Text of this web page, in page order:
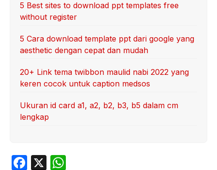
5 Best sites to download ppt templates free
without register
5 Cara download template ppt dari google yang
aesthetic dengan cepat dan mudah
20+ Link tema twibbon maulid nabi 2022 yang
keren cocok untuk caption medsos
Ukuran id card a1, a2, b2, b3, b5 dalam cm
lengkap
F
X